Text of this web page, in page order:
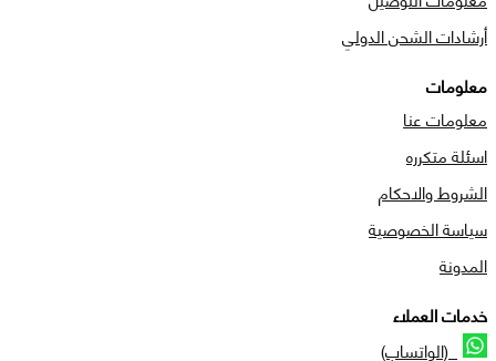
أرشادات الشحن الدولي
معلومات
معلومات عنا
اسئلة متكرره
الشروط والاحكام
سياسة الخصوصية
المدونة
خدمات العملاء
(الواتساب)